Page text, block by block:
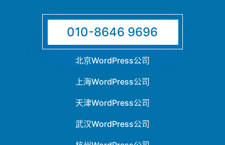
开发、多媒体、营销、云服务等，驱动品牌网
站的互联网创新发展，释放品牌潜力。
联系电话
010-8646 9696
北京WordPress公司